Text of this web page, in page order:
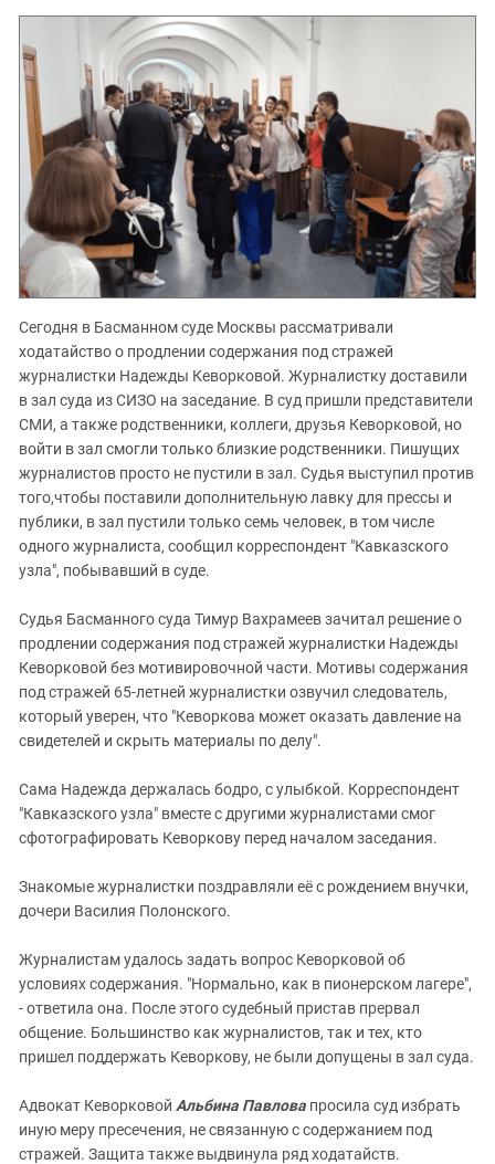
Сегодня в Басманном суде Москвы рассматривали
ходатайство о продлении содержания под стражей
журналистки Надежды Кеворковой. Журналистку доставили
в зал суда из СИЗО на заседание. В суд пришли представители
СМИ, а также родственники, коллеги, друзья Кеворковой, но
войти в зал смогли только близкие родственники. Пишущих
журналистов просто не пустили в зал. Судья выступил против
того,чтобы поставили дополнительную лавку для прессы и
публики, в зал пустили только семь человек, в том числе
одного журналиста, сообщил корреспондент "Кавказского
узла", побывавший в суде.
Судья Басманного суда Тимур Вахрамеев зачитал решение о
продлении содержания под стражей журналистки Надежды
Кеворковой без мотивировочной части. Мотивы содержания
под стражей 65-летней журналистки озвучил следователь,
который уверен, что "Кеворкова может оказать давление на
свидетелей и скрыть материалы по делу".
Сама Надежда держалась бодро, с улыбкой. Корреспондент
"Кавказского узла" вместе с другими журналистами смог
сфотографировать Кеворкову перед началом заседания.
Знакомые журналистки поздравляли её с рождением внучки,
дочери Василия Полонского.
Журналистам удалось задать вопрос Кеворковой об
условиях содержания. "Нормально, как в пионерском лагере",
- ответила она. После этого судебный пристав прервал
общение. Большинство как журналистов, так и тех, кто
пришел поддержать Кеворкову, не были допущены в зал суда.
Адвокат Кеворковой Альбина Павлова просила суд избрать
иную меру пресечения, не связанную с содержанием под
стражей. Защита также выдвинула ряд ходатайств.